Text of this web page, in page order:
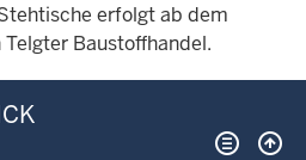
erfolgt ab dem
Baustoffhandel.